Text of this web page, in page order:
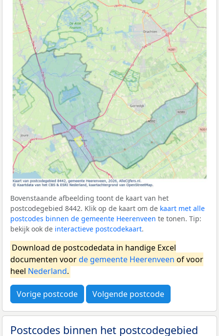
Bovenstaande afbeelding toont de kaart van het
postcodegebied 8442. Klik op de kaart om de kaart met alle
postcodes binnen de gemeente Heerenveen te tonen. Tip:
bekijk ook de interactieve postcodekaart.
Download de postcodedata in handige Excel
documenten voorde gemeente Heerenveen of voor
heel Nederland.
Vorige postcode Volgende postcode
Postcodes binnen het postcodegebied